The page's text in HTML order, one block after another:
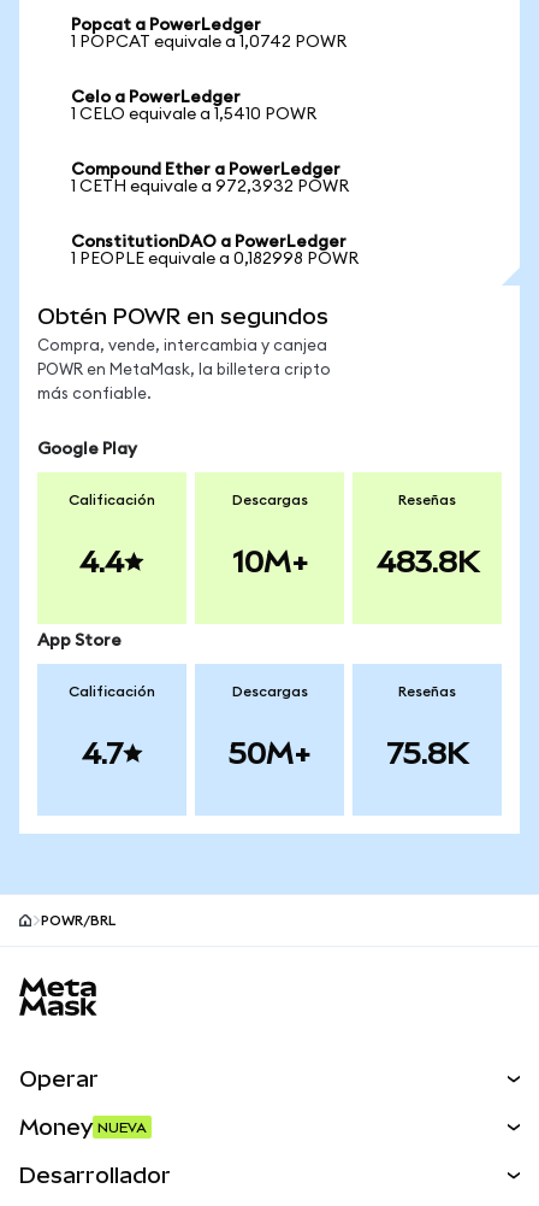
Popcat a PowerLedger
1 POPCAT equivale a 1,0742 POWR
Celo a PowerLedger
1 CELO equivale a 1,5410 POWR
Compound Ether a PowerLedger
1 CETH equivale a 972,3932 POWR
ConstitutionDAO a PowerLedger
1 PEOPLE equivale a 0,182998 POWR
Obtén POWR en segundos
Compra, vende, intercambia y canjea
POWR en MetaMask, la billetera cripto
más confiable.
Google Play
Calificación
4.4
Descargas
10M+
Reseñas
483.8K
App Store
Calificación
4.7
Descargas
50M+
Reseñas
75.8K
POWR/BRL
Operar
Money NUEVA
Desarrollador